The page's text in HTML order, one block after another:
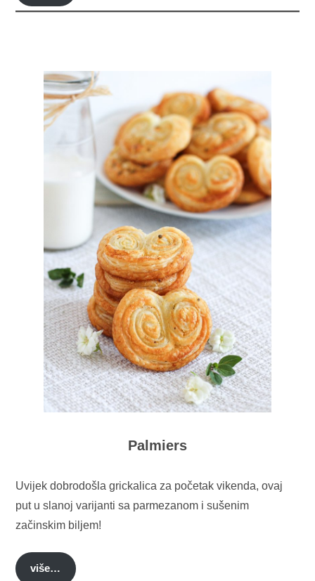
Palmiers
Uvijek dobrodošla grickalica za početak vikenda, ovaj
put u slanoj varijanti sa parmezanom i sušenim
začinskim biljem!
više…